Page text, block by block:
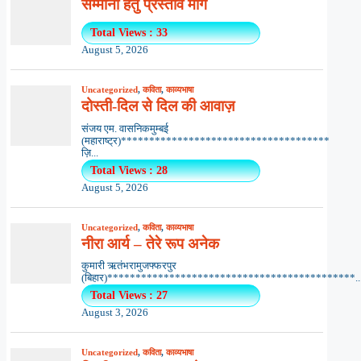
सम्मानों हेतु प्रस्ताव माँगे
Total Views : 33
August 5, 2026
Uncategorized,कविता,काव्यभाषा
दोस्ती-दिल से दिल की आवाज़
संजय एम. वासनिकमुम्बई
(महाराष्ट्र)*************************************
ज़ि...
Total Views : 28
August 5, 2026
Uncategorized,कविता,काव्यभाषा
नीरा आर्य – तेरे रूप अनेक
कुमारी ऋतंभरामुजफ्फरपुर
Total Views : 27
August 3, 2026
Uncategorized,कविता,काव्यभाषा